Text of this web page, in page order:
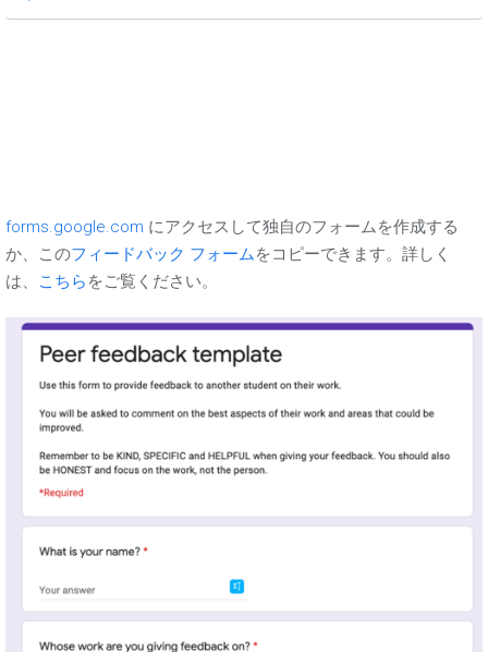
forms.google.com にアクセスして独自のフォームを作成する
か、このフィードバック フォームをコピーできます。詳しく
は、
こちら をご覧ください。